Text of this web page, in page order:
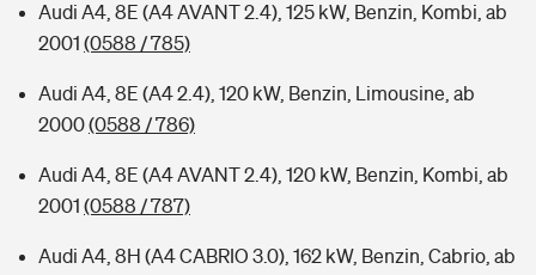
Audi A4, 8E (A4 AVANT 2.4), 125 kW, Benzin, Kombi, ab
2001 (0588 / 785)
Audi A4, 8E (A4 2.4), 120 kW, Benzin, Limousine, ab
2000(0588 / 786)
Audi A4, 8E (A4 AVANT 2.4), 120 kW, Benzin, Kombi, ab
2001 (0588 / 787)
Audi A4, 8H (A4 CABRIO 3.0), 162 kW, Benzin, Cabrio, ab